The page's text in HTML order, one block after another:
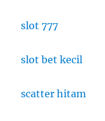
slot 777
slot bet kecil
scatter hitam